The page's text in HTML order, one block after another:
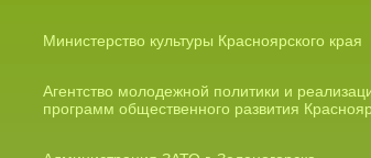
Министерство культуры Красноярского края
Агентство молодежной политики и
программ общественного развития